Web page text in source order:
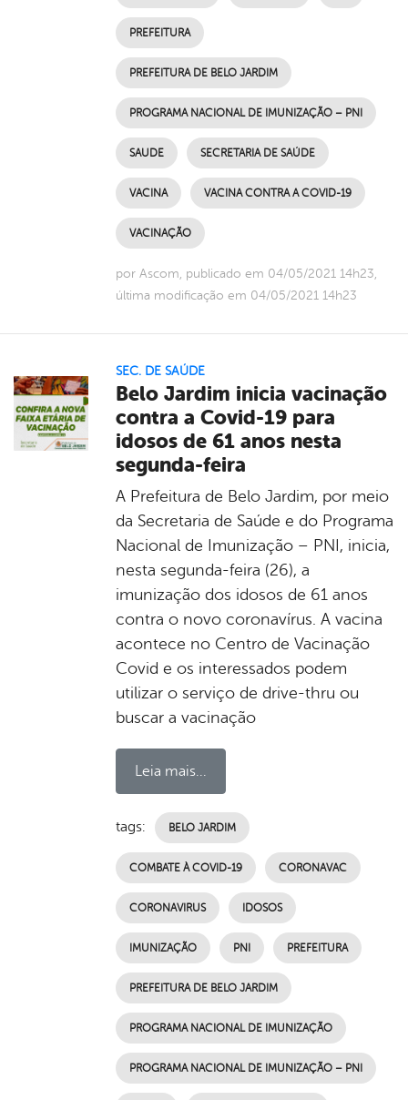
PREFEITURA
PREFEITURA DE BELO JARDIM
PROGRAMA NACIONAL DE IMUNIZAÇÃO – PNI
SAUDE SECRETARIA DE SAÚDE
VACINA VACINA CONTRA A COVID-19
VACINAÇÃO
por Ascom, publicado em 04/05/2021 14h23,
última modificação em 04/05/2021 14h23
SEC. DE SAÚDE
Belo Jardim inicia vacinação
contra a Covid-19 para
idosos de 61 anos nesta
segunda-feira
A Prefeitura de Belo Jardim, por meio
da Secretaria de Saúde e do Programa
Nacional de Imunização – PNI, inicia,
nesta segunda-feira (26), a
imunização dos idosos de 61 anos
contra o novo coronavírus. A vacina
acontece no Centro de Vacinação
Covid e os interessados podem
utilizar o serviço de drive-thru ou
buscar a vacinação
Leia mais...
tags: BELO JARDIM
COMBATE À COVID-19 CORONAVAC
CORONAVIRUS IDOSOS
IMUNIZAÇÃO PNI PREFEITURA
PREFEITURA DE BELO JARDIM
PROGRAMA NACIONAL DE IMUNIZAÇÃO
PROGRAMA NACIONAL DE IMUNIZAÇÃO – PNI